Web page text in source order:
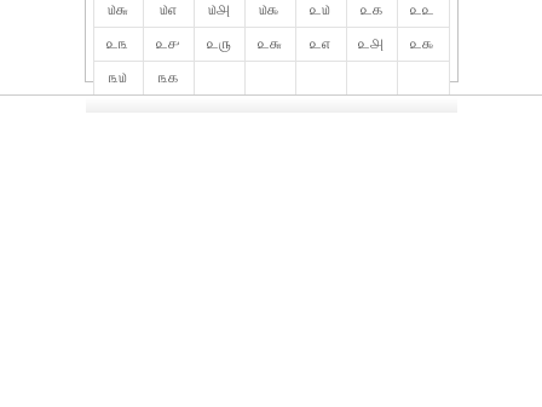
௰௬
௰௭ ௰௮ ௰௯ ௨௰ ௨௧
௨௨
௨௩
௨௪ ௨௫ ௨௬ ௨௭ ௨௮
௨௯
௩௰
௩௧